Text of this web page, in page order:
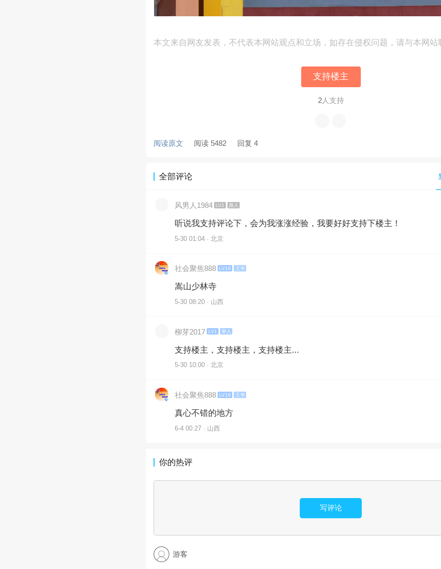
本文来自网友发表，不代表本网站观点和立场，如存在侵权问题，请与本网站
支持楼主
2人支持
阅读原文 阅读 5482 回复 4
全部评论
风男人1984 LV1 路人
听说我支持评论下，会为我涨涨经验，我要好好支持下楼主！
5-30 01:04 · 北京
社会聚焦888 LV16 王爷
嵩山少林寺
5-30 08:20 · 山西
柳芽2017 LV1 举人
支持楼主，支持楼主，支持楼主...
5-30 10:00 · 北京
社会聚焦888 LV16 王爷
真心不错的地方
6-4 00:27 · 山西
你的热评
写评论
游客